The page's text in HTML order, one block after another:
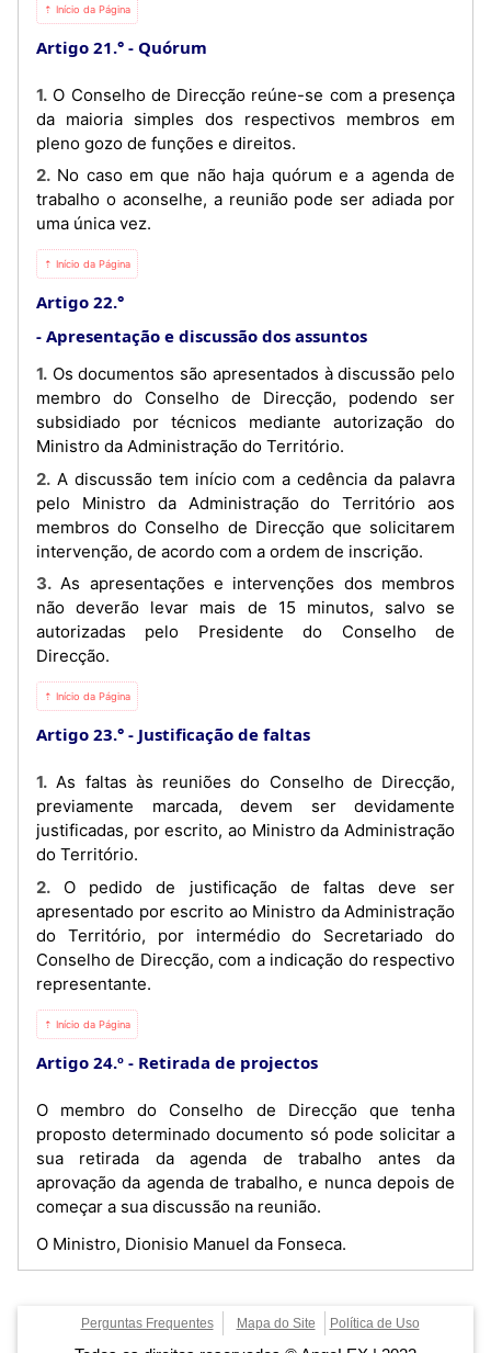
⇡ Início da Página
Artigo 21.° Quórum
1. O Conselho de Direcção reúne-se com a presença
da maioria simples dos respectivos membros em
pleno gozo de funções e direitos.
2. No caso em que não haja quórum e a agenda de
trabalho o aconselhe, a reunião pode ser adiada por
uma única vez.
⇡ Início da Página
Artigo 22.°
Apresentação e discussão dos assuntos
1. Os documentos são apresentados à discussão pelo
membro do Conselho de Direcção, podendo ser
subsidiado por técnicos mediante autorização do
Ministro da Administração do Território.
2. A discussão tem início com a cedência da palavra
pelo Ministro da Administração do Território aos
membros do Conselho de Direcção que solicitarem
intervenção, de acordo com a ordem de inscrição.
3. As apresentações e intervenções dos membros
não deverão levar mais de 15 minutos, salvo se
autorizadas pelo Presidente do Conselho de
Direcção.
⇡ Início da Página
Artigo 23.° Justificação de faltas
1. As faltas às reuniões do Conselho de Direcção,
previamente marcada, devem ser devidamente
justificadas, por escrito, ao Ministro da Administração
do Território.
2. O pedido de justificação de faltas deve ser
apresentado por escrito ao Ministro da Administração
do Território, por intermédio do Secretariado do
Conselho de Direcção, com a indicação do respectivo
representante.
⇡ Início da Página
Artigo 24.º Retirada de projectos
O membro do Conselho de Direcção que tenha
proposto determinado documento só pode solicitar a
sua retirada da agenda de trabalho antes da
aprovação da agenda de trabalho, e nunca depois de
começar a sua discussão na reunião.
O Ministro, Dionisio Manuel da Fonseca.
Perguntas Frequentes Mapa do Site Política de Uso